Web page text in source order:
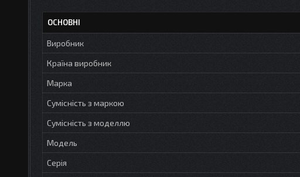
ОСНОВНІ
Виробник
Країна виробник
Марка
Сумісність з маркою
Сумісність з моделлю
Модель
Серія